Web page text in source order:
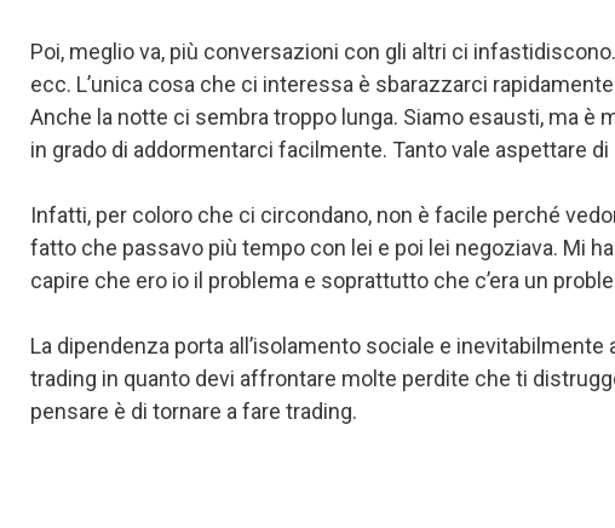
Poi, meglio va, più conversazioni con gli altri ci
ecc. L’unica cosa che ci interessa è sbarazzarci
Anche la notte ci sembra troppo lunga. Siamo esausti, ma
in grado di addormentarci facilmente. Tanto vale aspettare
Infatti, per coloro che ci circondano, non è facile perché
fatto che passavo più tempo con lei e poi lei negoziava. Mi
capire che ero io il problema e soprattutto che c’era un
La dipendenza porta all’isolamento sociale e
trading in quanto devi affrontare molte perdite che ti
pensare è di tornare a fare trading.